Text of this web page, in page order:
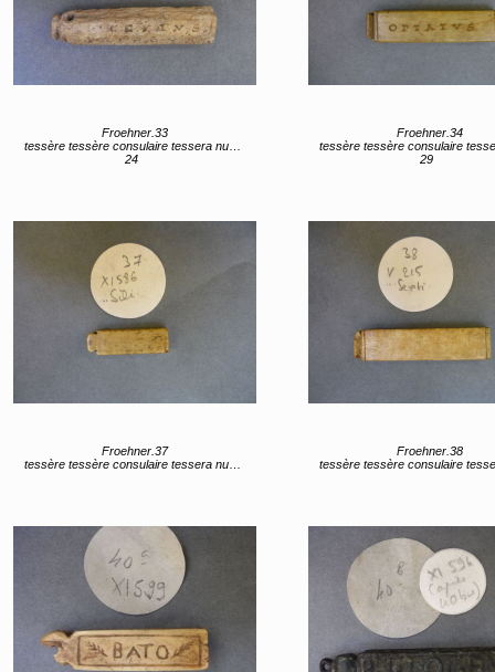
Froehner.33
tessère tessère consulaire tessera nummularia
24
Froehner.34
tessère tessère consulaire tessera
29
Froehner.37
tessère tessère consulaire tessera nummularia
Froehner.38
tessère tessère consulaire tessera